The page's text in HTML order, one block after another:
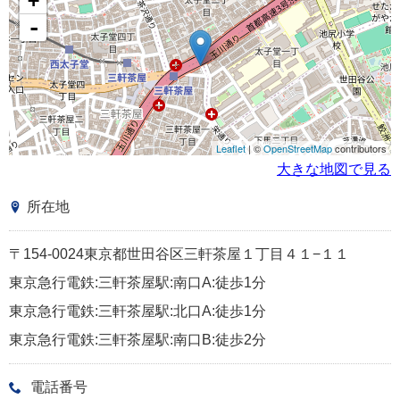
-
Leaflet| ©OpenStreetMapcontributors
大きな地図で見る
所在地
〒154-0024東京都世田谷区三軒茶屋１丁目４１−１１
東京急行電鉄:三軒茶屋駅:南口A:徒歩1分
東京急行電鉄:三軒茶屋駅:北口A:徒歩1分
東京急行電鉄:三軒茶屋駅:南口B:徒歩2分
電話番号